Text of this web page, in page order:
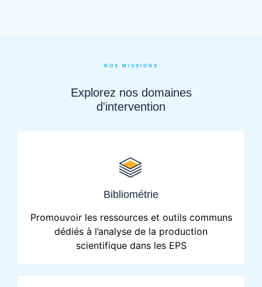
NOS MISSIONS
Explorez nos domaines
d'intervention
Bibliométrie
Promouvoir les ressources et outils communs
dédiés à l’analyse de la production
scientifique dans les EPS